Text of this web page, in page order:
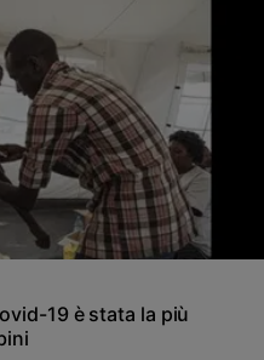
19 è stata la più